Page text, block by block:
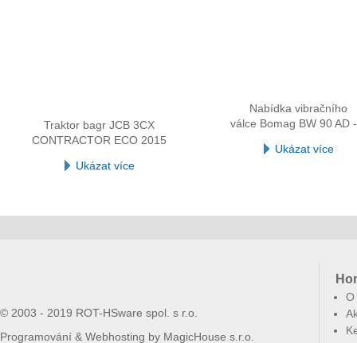
Traktor bagr JCB 3CX
CONTRACTOR ECO 2015
Ukázat více
Nabídka vibračního
válce Bomag BW 90 AD
Ukázat více
© 2003 - 2019 ROT-HSware spol. s r.o.
Programování & Webhosting by MagicHouse s.r.o.
O